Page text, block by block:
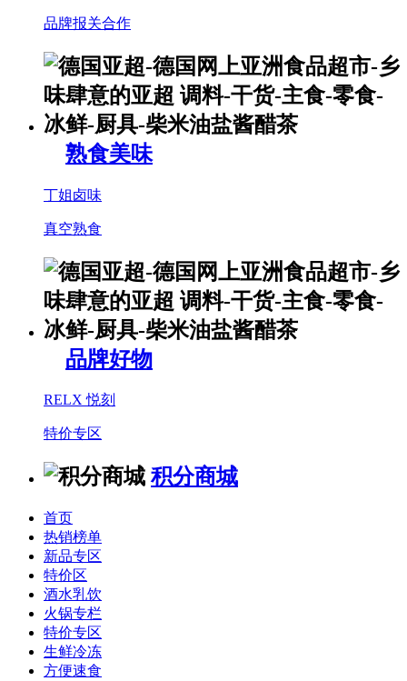
品牌报关合作
熟食美味
丁姐卤味
真空熟食
品牌好物
RELX 悦刻
特价专区
积分商城
首页
热销榜单
新品专区
特价区
酒水乳饮
火锅专栏
特价专区
生鲜冷冻
方便速食